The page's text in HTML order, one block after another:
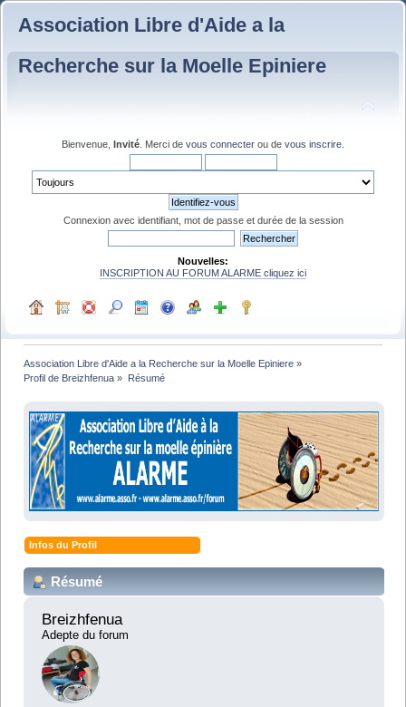
Association Libre d'Aide a la
Recherche sur la Moelle Epiniere
Bienvenue, Invité . Merci de vous connecter ou de vous inscrire
Connexion avec identifiant, mot de passe et durée de la session
Nouvelles:
INSCRIPTION AU FORUM ALARME cliquez ici
Association Libre d'Aide a la Recherche sur la Moelle Epiniere »
Profil de Breizhfenua » Résumé
Infos du Profil
Résumé
Breizhfenua
Adepte du forum